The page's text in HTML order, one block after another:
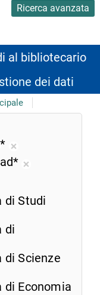
Ricerca avanzata
al bibliotecario
dei dati
Rimuovi
dalla
corrente
ricerca
di Studi
di
di Scienze
di Economia